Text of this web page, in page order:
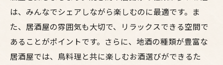
は、みんなでシェアしながら楽しむのに最適です。ま
た、居酒屋の雰囲気も大切で、リラックスできる空間で
あることがポイントです。さらに、地酒の種類が豊富な
居酒屋では、鳥料理と共に楽しむお酒選びができるた